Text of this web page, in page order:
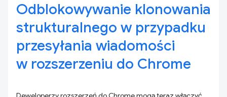
Odblokowywanie klonowania
strukturalnego w przypadku
przesyłania wiadomości
w rozszerzeniu do Chrome